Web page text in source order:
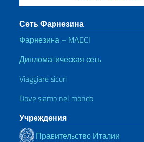
Сеть Фарнезина
Фарнезина – MAECI
Дипломатическая сеть
Viaggiare sicuri
Dove siamo nel mondo
Учреждения
Правительство Италии